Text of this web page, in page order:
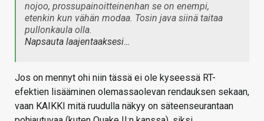
nojoo, prossupainoitteinenhan se on enempi,
etenkin kun vähän modaa. Tosin java siinä taitaa
pullonkaula olla.
Napsauta laajentaaksesi…
Jos on mennyt ohi niin tässä ei ole kyseessä RT-
efektien lisääminen olemassaolevan rendauksen sekaan,
vaan KAIKKI mitä ruudulla näkyy on säteenseurantaan